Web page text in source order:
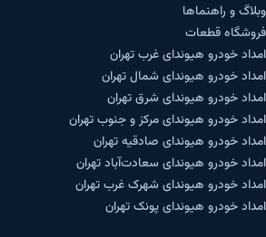
وبلاگ و راهنماها
فروشگاه قطعات
امداد خودرو هیوندای غرب تهران
امداد خودرو هیوندای شمال تهران
امداد خودرو هیوندای شرق تهران
امداد خودرو هیوندای مرکز و جنوب تهران
امداد خودرو هیوندای صادقیه تهران
امداد خودرو هیوندای سعادت‌آباد تهران
امداد خودرو هیوندای شهرک غرب تهران
امداد خودرو هیوندای پونک تهران